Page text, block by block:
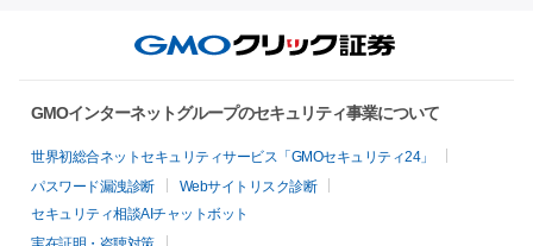
GMOインターネットグループのセキュリティ事業について
世界初総合ネットセキュリティサービス「GMOセキュリティ24」
パスワード漏洩診断
Webサイトリスク診断
セキュリティ相談AIチャットボット